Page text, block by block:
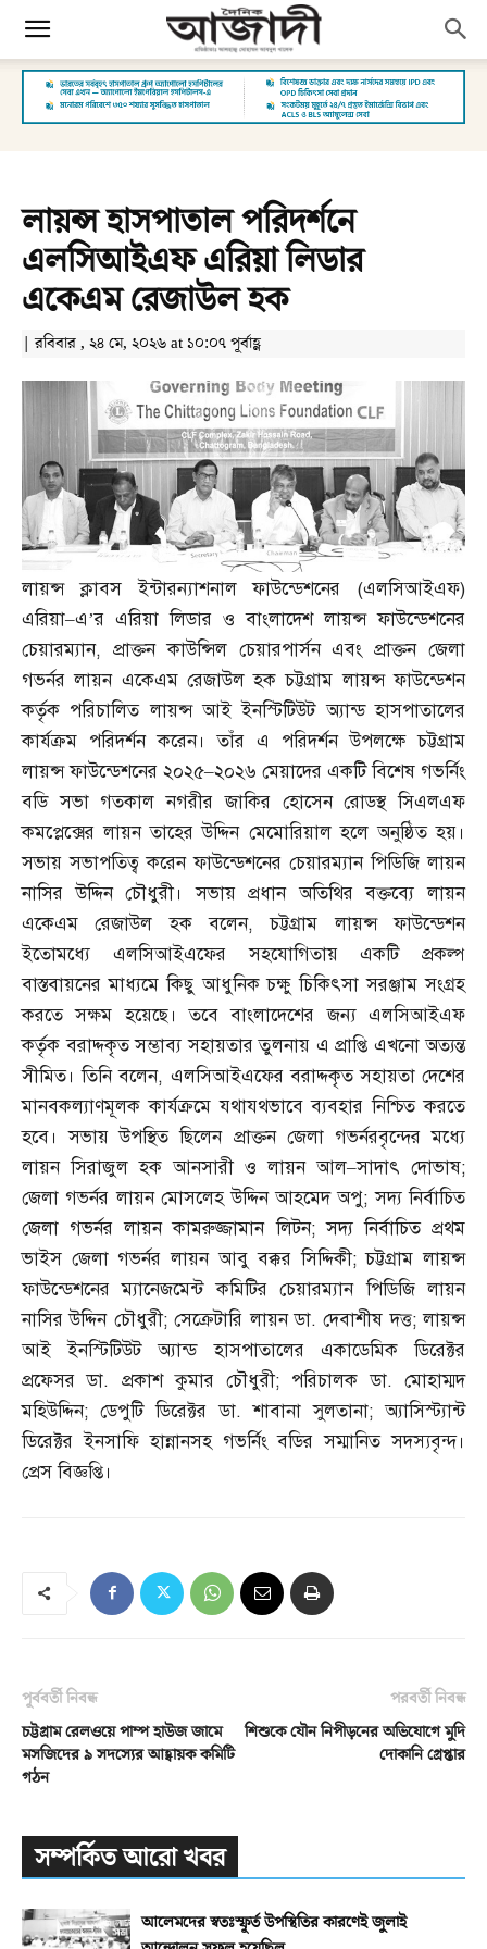
লায়ন্স হাসপাতাল পরিদর্শনে
এলসিআইএফ এরিয়া লিডার
একেএম রেজাউল হক
| রবিবার , ২৪ মে, ২০২৬ at ১০:০৭ পূর্বাহ্ণ
লায়ন্স ক্লাবস ইন্টারন্যাশনাল ফাউন্ডেশনের (এলসিআইএফ)
এরিয়া–এ’র এরিয়া লিডার ও বাংলাদেশ লায়ন্স ফাউন্ডেশনের
চেয়ারম্যান, প্রাক্তন কাউন্সিল চেয়ারপার্সন এবং প্রাক্তন জেলা
গভর্নর লায়ন একেএম রেজাউল হক চট্টগ্রাম লায়ন্স ফাউন্ডেশন
কর্তৃক পরিচালিত লায়ন্স আই ইনস্টিটিউট অ্যান্ড হাসপাতালের
কার্যক্রম পরিদর্শন করেন। তাঁর এ পরিদর্শন উপলক্ষে চট্টগ্রাম
লায়ন্স ফাউন্ডেশনের ২০২৫–২০২৬ মেয়াদের একটি বিশেষ গভর্নিং
বডি সভা গতকাল নগরীর জাকির হোসেন রোডস্থ সিএলএফ
কমপ্লেক্সের লায়ন তাহের উদ্দিন মেমোরিয়াল হলে অনুষ্ঠিত হয়।
সভায় সভাপতিত্ব করেন ফাউন্ডেশনের চেয়ারম্যান পিডিজি লায়ন
নাসির উদ্দিন চৌধুরী। সভায় প্রধান অতিথির বক্তব্যে লায়ন
একেএম রেজাউল হক বলেন,চট্টগ্রাম লায়ন্স ফাউন্ডেশন
ইতোমধ্যে এলসিআইএফের সহযোগিতায় একটি প্রকল্প
বাস্তবায়নের মাধ্যমে কিছু আধুনিক চক্ষু চিকিৎসা সরঞ্জাম সংগ্রহ
করতে সক্ষম হয়েছে। তবে বাংলাদেশের জন্য এলসিআইএফ
কর্তৃক বরাদ্দকৃত সম্ভাব্য সহায়তার তুলনায় এ প্রাপ্তি এখনো অত্যন্ত
সীমিত। তিনি বলেন, এলসিআইএফের বরাদ্দকৃত সহায়তা দেশের
মানবকল্যাণমূলক কার্যক্রমে যথাযথভাবে ব্যবহার নিশ্চিত করতে
হবে। সভায় উপস্থিত ছিলেন প্রাক্তন জেলা গভর্নরবৃন্দের মধ্যে
লায়ন সিরাজুল হক আনসারী ও লায়ন আল–সাদাৎ দোভাষ;
জেলা গভর্নর লায়ন মোসলেহ উদ্দিন আহমেদ অপু;সদ্য নির্বাচিত
জেলা গভর্নর লায়ন কামরুজ্জামান লিটন;সদ্য নির্বাচিত প্রথম
ভাইস জেলা গভর্নর লায়ন আবু বক্কর সিদ্দিকী;চট্টগ্রাম লায়ন্স
ফাউন্ডেশনের ম্যানেজমেন্ট কমিটির চেয়ারম্যান পিডিজি লায়ন
নাসির উদ্দিন চৌধুরী;সেক্রেটারি লায়ন ডা.দেবাশীষ দত্ত;লায়ন্স
আই ইনস্টিটিউট অ্যান্ড হাসপাতালের একাডেমিক ডিরেক্টর
প্রফেসর ডা. প্রকাশ কুমার চৌধুরী; পরিচালক ডা.মোহাম্মদ
মহিউদ্দিন;ডেপুটি ডিরেক্টর ডা.শাবানা সুলতানা;অ্যাসিস্ট্যান্ট
ডিরেক্টর ইনসাফি হান্নানসহ গভর্নিং বডির সম্মানিত সদস্যবৃন্দ।
প্রেস বিজ্ঞপ্তি।
পূর্ববর্তী নিবন্ধ
চট্টগ্রাম রেলওয়ে পাম্প হাউজ জামে
মসজিদের ৯ সদস্যের আহ্বায়ক কমিটি
গঠন
পরবর্তী নিবন্ধ
শিশুকে যৌন নিপীড়নের অভিযোগে মুদি
দোকানি গ্রেপ্তার
সম্পর্কিত আরো খবর
আলেমদের স্বতঃস্ফূর্ত উপস্থিতির কারণেই জুলাই